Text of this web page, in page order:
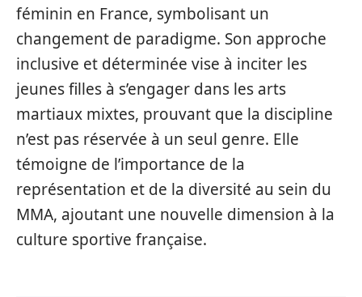
féminin en France, symbolisant un
changement de paradigme. Son approche
inclusive et déterminée vise à inciter les
jeunes filles à s’engager dans les arts
martiaux mixtes, prouvant que la discipline
n’est pas réservée à un seul genre. Elle
témoigne de l’importance de la
représentation et de la diversité au sein du
MMA, ajoutant une nouvelle dimension à la
culture sportive française.